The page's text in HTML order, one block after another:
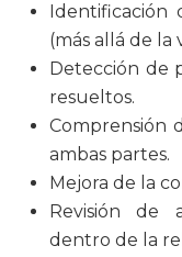
Identificación
(más allá de la
Detección de
resueltos.
Comprensión
ambas partes.
Mejora de la
Revisión de
dentro de la